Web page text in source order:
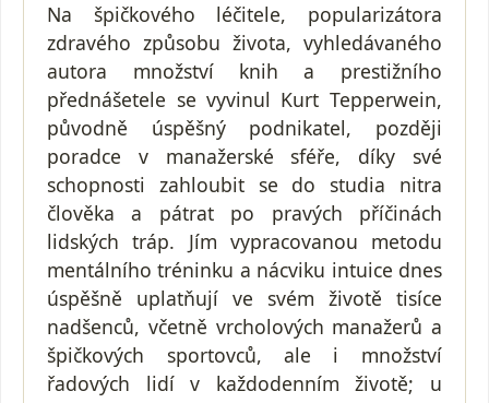
Na špičkového léčitele, popularizátora
zdravého způsobu života, vyhledávaného
autora množství knih a prestižního
přednášetele se vyvinul Kurt Tepperwein,
původně úspěšný podnikatel, později
poradce v manažerské sféře, díky své
schopnosti zahloubit se do studia nitra
člověka a pátrat po pravých příčinách
lidských tráp. Jím vypracovanou metodu
mentálního tréninku a nácviku intuice dnes
úspěšně uplatňují ve svém životě tisíce
nadšenců, včetně vrcholových manažerů a
špičkových sportovců, ale i množství
řadových lidí v každodenním životě; u